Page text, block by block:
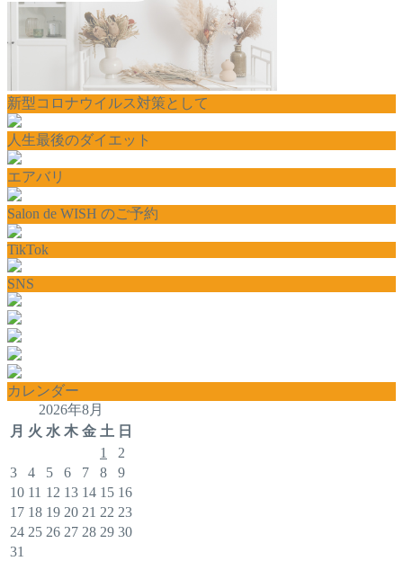
新型コロナウイルス対策として
人生最後のダイエット
エアバリ
Salon de WISH のご予約
TikTok
SNS
カレンダー
2026年8月
月 火 水 木 金 土 日
1
2
3
4 5 6 7 8
9
10 11 12 13 14 15 16
17 18 19 20 21 22 23
24 25 26 27 28 29 30
31